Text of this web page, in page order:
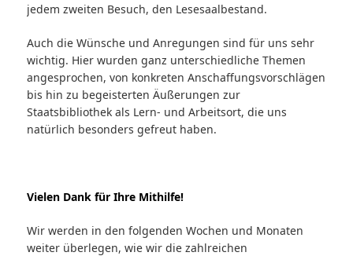
jedem zweiten Besuch, den Lesesaalbestand.
Auch die Wünsche und Anregungen sind für uns sehr
wichtig. Hier wurden ganz unterschiedliche Themen
angesprochen, von konkreten Anschaffungsvorschlägen
bis hin zu begeisterten Äußerungen zur
Staatsbibliothek als Lern- und Arbeitsort, die uns
natürlich besonders gefreut haben.
Vielen Dank für Ihre Mithilfe!
Wir werden in den folgenden Wochen und Monaten
weiter überlegen, wie wir die zahlreichen